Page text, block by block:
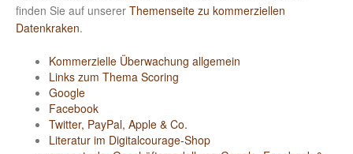
finden Sie auf unserer Themenseite zu kommerziellen
Datenkraken.
Kommerzielle Überwachung allgemein
Links zum Thema Scoring
Google
Facebook
Twitter, PayPal, Apple & Co.
Literatur im Digitalcourage-Shop